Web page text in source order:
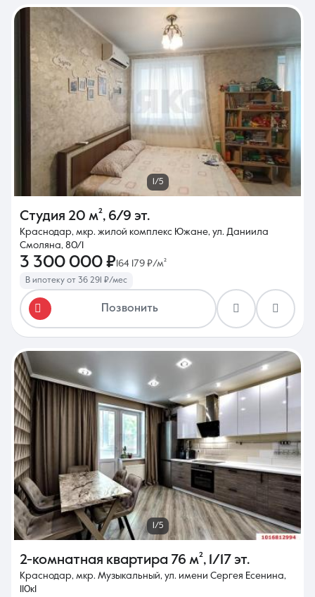
1/5
Студия 20 м², 6/9 эт.
Краснодар, мкр. жилой комплекс Южане, ул. Даниила
Смоляна, 80/1
3 300 000 ₽ 164 179 ₽/м²
В ипотеку от 36 291 ₽/мес
Позвонить
1/5
2-комнатная квартира 76 м², 1/17 эт.
Краснодар, мкр. Музыкальный, ул. имени Сергея Есенина,
110к1